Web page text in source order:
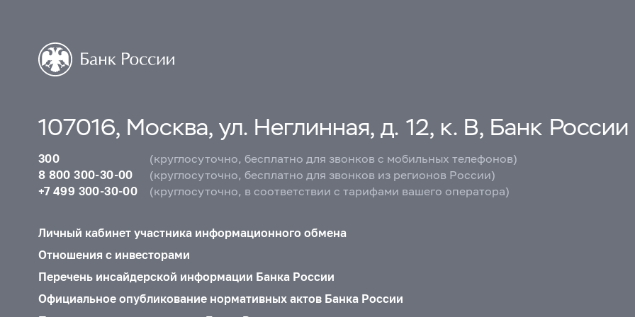
107016, Москва, ул. Неглинная, д. 12, к. В, Банк России
300
(круглосуточно, бесплатно для звонков с мобильных телефонов)
8 800 300-30-00
(круглосуточно, бесплатно для звонков из регионов России)
+7 499 300-30-00
(круглосуточно, в соответствии с тарифами вашего оператора)
Личный кабинет участника информационного обмена
Отношения с инвесторами
Перечень инсайдерской информации Банка России
Официальное опубликование нормативных актов Банка России